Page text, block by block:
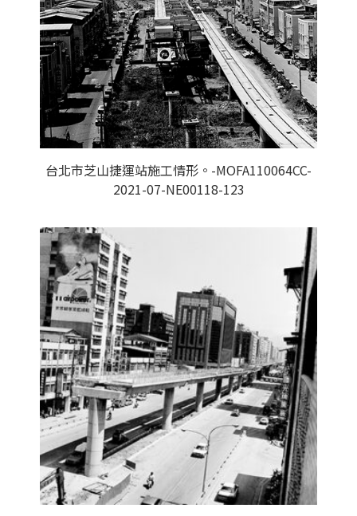
台北市芝山捷運站施工情形。-MOFA110064CC-
2021-07-NE00118-123